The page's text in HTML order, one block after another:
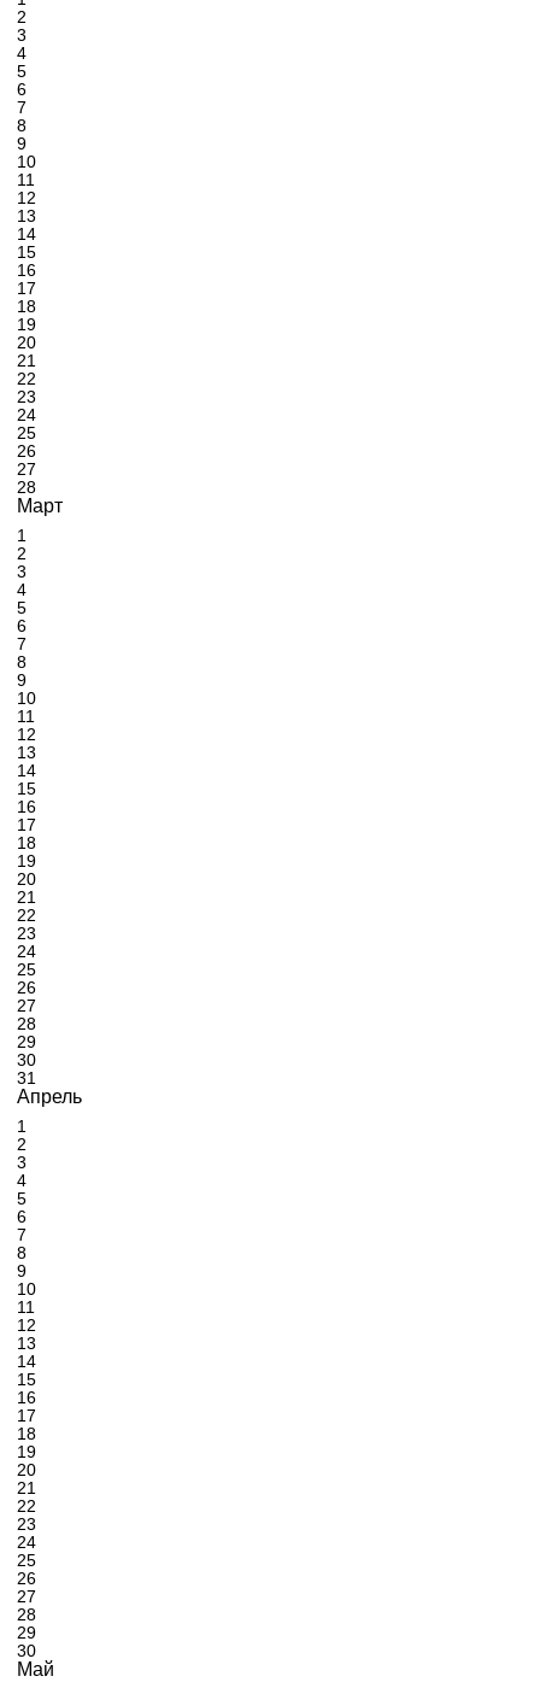
2
3
4
5
6
7
8
9
10
11
12
13
14
15
16
17
18
19
20
21
22
23
24
25
26
27
28
Март
1
2
3
4
5
6
7
8
9
10
11
12
13
14
15
16
17
18
19
20
21
22
23
24
25
26
27
28
29
30
31
Апрель
1
2
3
4
5
6
7
8
9
10
11
12
13
14
15
16
17
18
19
20
21
22
23
24
25
26
27
28
29
30
Май